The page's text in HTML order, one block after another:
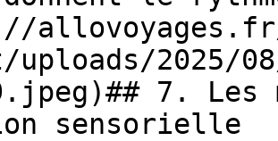
2025/
7.
sensorielle